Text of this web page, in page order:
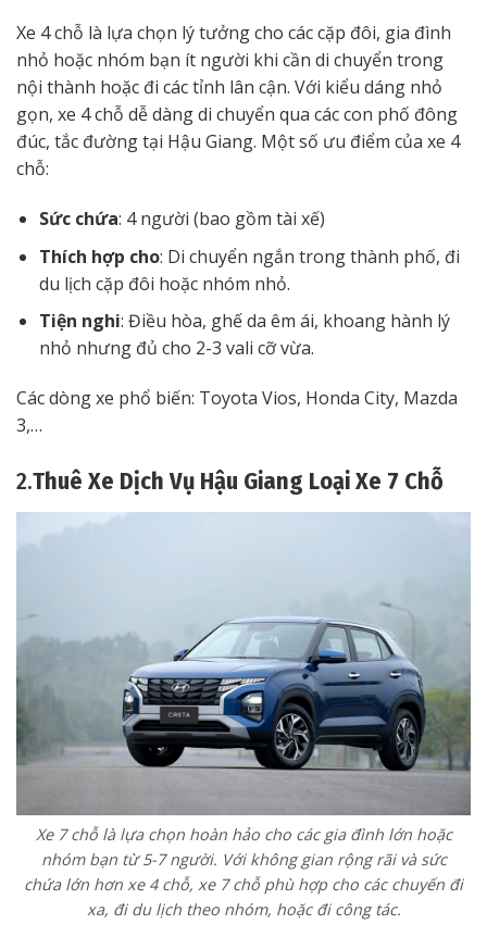
Xe 4 chỗ là lựa chọn lý tưởng cho các cặp đôi, gia đình
nhỏ hoặc nhóm bạn ít người khi cần di chuyển trong
nội thành hoặc đi các tỉnh lân cận. Với kiểu dáng nhỏ
gọn, xe 4 chỗ dễ dàng di chuyển qua các con phố đông
đúc, tắc đường tại Hậu Giang. Một số ưu điểm của xe 4
chỗ:
Sức chứa: 4 người (bao gồm tài xế)
Thích hợp cho: Di chuyển ngắn trong thành phố, đi
du lịch cặp đôi hoặc nhóm nhỏ.
Tiện nghi: Điều hòa, ghế da êm ái, khoang hành lý
nhỏ nhưng đủ cho 2-3 vali cỡ vừa.
Các dòng xe phổ biến: Toyota Vios, Honda City, Mazda
3,…
2.Thuê Xe Dịch Vụ Hậu Giang Loại Xe 7 Chỗ
Xe 7 chỗ là lựa chọn hoàn hảo cho các gia đình lớn hoặc
nhóm bạn từ 5-7 người. Với không gian rộng rãi và sức
chứa lớn hơn xe 4 chỗ, xe 7 chỗ phù hợp cho các chuyến đi
xa, đi du lịch theo nhóm, hoặc đi công tác.